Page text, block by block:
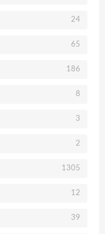
24
65
186
8
3
2
1305
12
39